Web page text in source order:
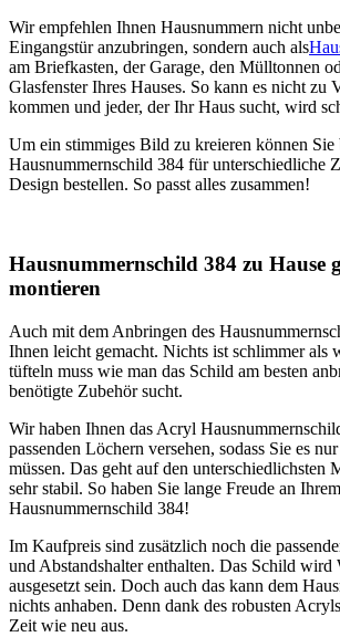
Wir empfehlen Ihnen Hausnummern nicht
Eingangstür anzubringen, sondern auch als
am Briefkasten, der Garage, den Mülltonnen
Glasfenster Ihres Hauses. So kann es nicht zu
kommen und jeder, der Ihr Haus sucht, wird
Um ein stimmiges Bild zu kreieren können Sie
Hausnummernschild 384 für unterschiedliche
Design bestellen. So passt alles zusammen!
Hausnummernschild 384 zu Hause
montieren
Auch mit dem Anbringen des
Ihnen leicht gemacht. Nichts ist schlimmer als
tüfteln muss wie man das Schild am besten
benötigte Zubehör sucht.
Wir haben Ihnen das Acryl
passenden Löchern versehen, sodass Sie es
müssen. Das geht auf den unterschiedlichsten
sehr stabil. So haben Sie lange Freude an Ihrem
Hausnummernschild 384!
Im Kaufpreis sind zusätzlich noch die
und Abstandshalter enthalten. Das Schild wird
ausgesetzt sein. Doch auch das kann dem
nichts anhaben. Denn dank des robusten
Zeit wie neu aus.